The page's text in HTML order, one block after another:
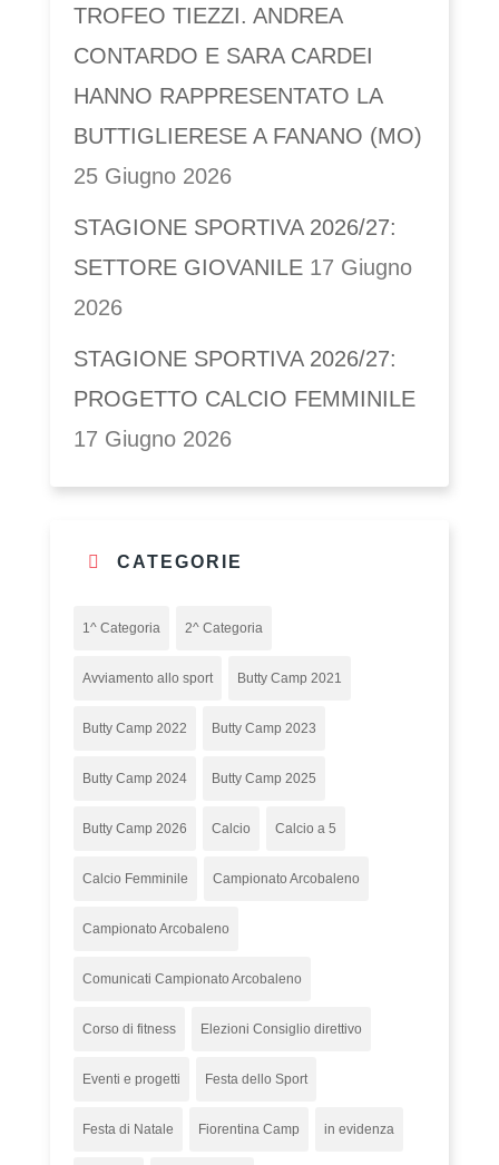
TROFEO TIEZZI. ANDREA
CONTARDO E SARA CARDEI
HANNO RAPPRESENTATO LA
BUTTIGLIERESE A FANANO (MO)
25 Giugno 2026
STAGIONE SPORTIVA 2026/27:
SETTORE GIOVANILE 17 Giugno
2026
STAGIONE SPORTIVA 2026/27:
PROGETTO CALCIO FEMMINILE
17 Giugno 2026
CATEGORIE
1^ Categoria 2^ Categoria
Avviamento allo sport Butty Camp 2021
Butty Camp 2022 Butty Camp 2023
Butty Camp 2024 Butty Camp 2025
Butty Camp 2026 Calcio Calcio a 5
Calcio Femminile Campionato Arcobaleno
Campionato Arcobaleno
Comunicati Campionato Arcobaleno
Corso di fitness Elezioni Consiglio direttivo
Eventi e progetti Festa dello Sport
Festa di Natale Fiorentina Camp in evidenza